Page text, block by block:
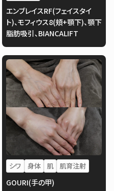
エンブレイスRF(フェイスタイ
ト)、モフィウス8(頬+顎下)、顎下
脂肪吸引、BIANCALIFT
シワ 身体 肌 肌育注射
GOURI(手の甲)